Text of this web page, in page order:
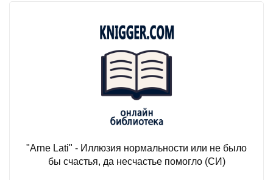
"Arne Lati" - Иллюзия нормальности или не было
бы счастья, да несчастье помогло (СИ)